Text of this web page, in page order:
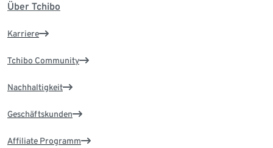
Über Tchibo
Karriere
Tchibo Community
Nachhaltigkeit
Geschäftskunden
Affiliate Programm